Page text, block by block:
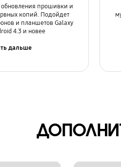
прошивки и
копий. Подойдет
и планшетов Galaxy
4.3 и новее
дальше